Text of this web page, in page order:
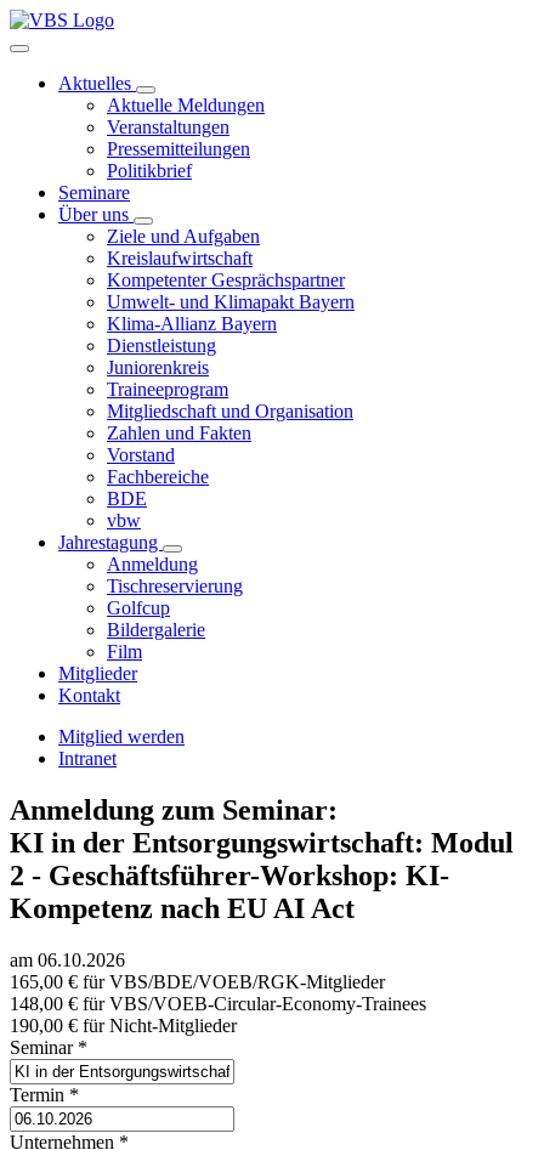
Aktuelles
Aktuelle Meldungen
Veranstaltungen
Pressemitteilungen
Politikbrief
Seminare
Über uns
Ziele und Aufgaben
Kreislaufwirtschaft
Kompetenter Gesprächspartner
Umwelt- und Klimapakt Bayern
Klima-Allianz Bayern
Dienstleistung
Juniorenkreis
Traineeprogram
Mitgliedschaft und Organisation
Zahlen und Fakten
Vorstand
Fachbereiche
BDE
vbw
Jahrestagung
Anmeldung
Tischreservierung
Golfcup
Bildergalerie
Film
Mitglieder
Kontakt
Mitglied werden
Intranet
Anmeldung zum Seminar:
KI in der Entsorgungswirtschaft: Modul
2 - Geschäftsführer-Workshop: KI-
Kompetenz nach EU AI Act
am 06.10.2026
165,00 € für VBS/BDE/VOEB/RGK-Mitglieder
148,00 € für VBS/VOEB-Circular-Economy-Trainees
190,00 € für Nicht-Mitglieder
Seminar *
Termin *
Unternehmen *